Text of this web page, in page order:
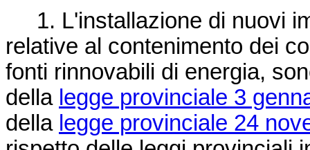
1. L'installazione di nuovi
relative al contenimento dei
fonti rinnovabili di energia,
della legge provinciale 3
della legge provinciale 24